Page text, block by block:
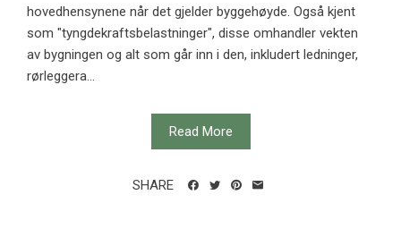
hovedhensynene når det gjelder byggehøyde. Også kjent
som "tyngdekraftsbelastninger", disse omhandler vekten
av bygningen og alt som går inn i den, inkludert ledninger,
rørleggera...
Read More
SHARE